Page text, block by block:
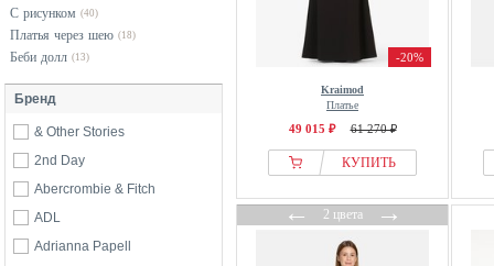
С рисунком (40)
Платья через шею (18)
Беби долл (13)
Бренд
& Other Stories
2nd Day
Abercrombie & Fitch
ADL
Adrianna Papell
-20%
Kraimod
Платье
49 015 ₽ 61 270 ₽
КУПИТЬ
←2 цвета→